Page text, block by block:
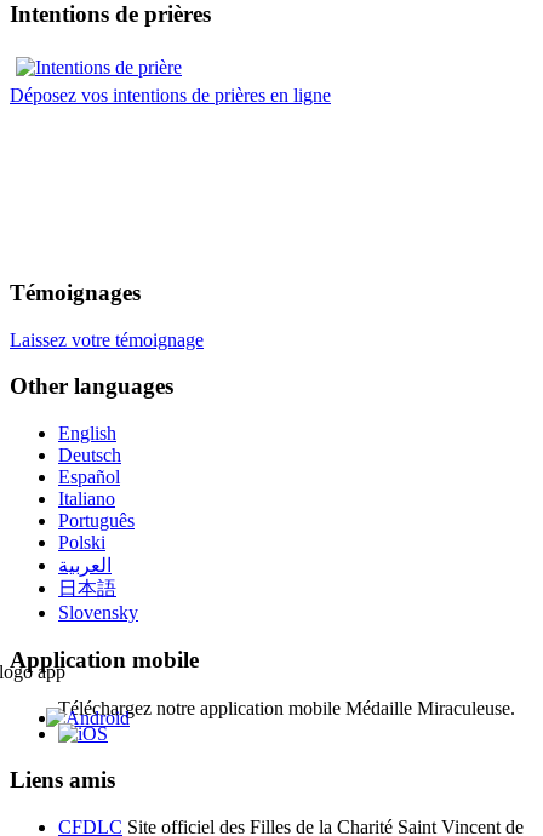
Intentions de prières
Déposez vos intentions de prières en ligne
Témoignages
Laissez votre témoignage
Other languages
English
Deutsch
Español
Italiano
Português
Polski
العربية
日本語
Slovensky
Application mobile
Téléchargez notre application mobile Médaille Miraculeuse.
Liens amis
CFDLC Site officiel des Filles de la Charité Saint Vincent de